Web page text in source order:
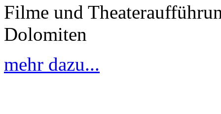
Filme und
Dolomiten
mehr dazu...